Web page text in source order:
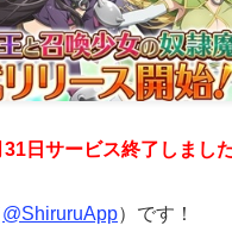
31日サービス終了しまし
@ShiruruApp）です！